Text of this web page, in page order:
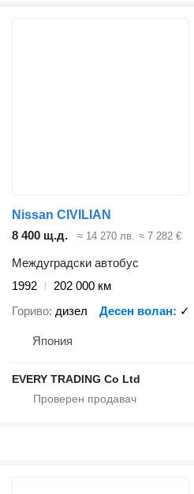
Nissan CIVILIAN
8 400 щ.д.
≈ 14 270 лв. ≈ 7 282 €
Междуградски автобус
1992
202 000 км
Гориво дизел Десен волан ✓
Япония
EVERY TRADING Co Ltd